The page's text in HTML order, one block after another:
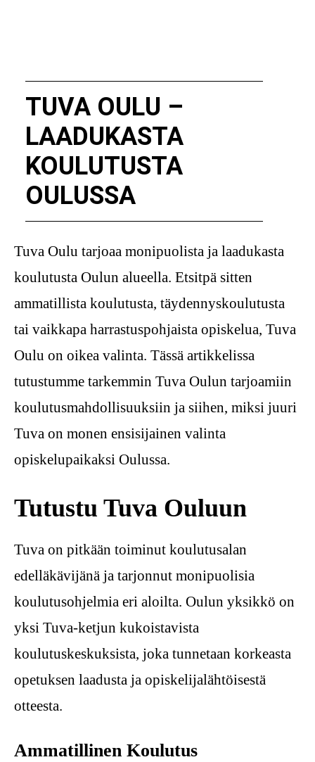
TUVA OULU –
LAADUKASTA
KOULUTUSTA
OULUSSA
Tuva Oulu tarjoaa monipuolista ja laadukasta
koulutusta Oulun alueella. Etsitpä sitten
ammatillista koulutusta, täydennyskoulutusta
tai vaikkapa harrastuspohjaista opiskelua, Tuva
Oulu on oikea valinta. Tässä artikkelissa
tutustumme tarkemmin Tuva Oulun tarjoamiin
koulutusmahdollisuuksiin ja siihen, miksi juuri
Tuva on monen ensisijainen valinta
opiskelupaikaksi Oulussa.
Tutustu Tuva Ouluun
Tuva on pitkään toiminut koulutusalan
edelläkävijänä ja tarjonnut monipuolisia
koulutusohjelmia eri aloilta. Oulun yksikkö on
yksi Tuva-ketjun kukoistavista
koulutuskeskuksista, joka tunnetaan korkeasta
opetuksen laadusta ja opiskelijalähtöisestä
otteesta.
Ammatillinen Koulutus